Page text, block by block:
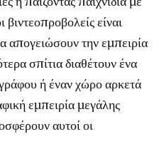
βιντεοπροβολείς είναι
απογειώσουν την εμπειρία
σπίτια διαθέτουν ένα
ή έναν χώρο αρκετά
εμπειρία μεγάλης
αυτοί οι